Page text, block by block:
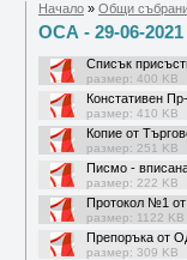
Начало » Общи
ОСА - 29-06-2021
Списък
размер: 400 KB
Констативен
размер: 410 KB
Копие от
размер: 251 KB
Писмо -
размер: 222 KB
Протокол №1 от
размер: 1122 KB
Препоръка от
размер: 309 KB